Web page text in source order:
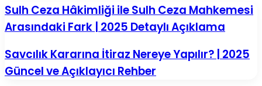
Sulh
Ceza
Hâkimliği
Sulh
Ceza
Mahkemesi
Arasındaki
Sulh Ceza Hâkimliği ile Sulh Ceza Mahkemesi
Arasındaki Fark | 2025 Detaylı Açıklama
Savcılık
Kararına
İtiraz
Savcılık Kararına İtiraz Nereye Yapılır? | 2025
Güncel ve Açıklayıcı Rehber